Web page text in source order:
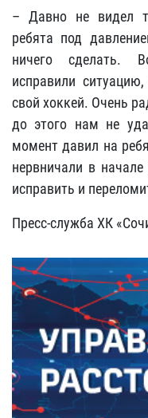
– Давно не видел
ребята под
ничего сделать.
исправили
свой хоккей. Очень
до этого нам не
момент давил на
нервничали в
исправить и
Пресс-служба ХК